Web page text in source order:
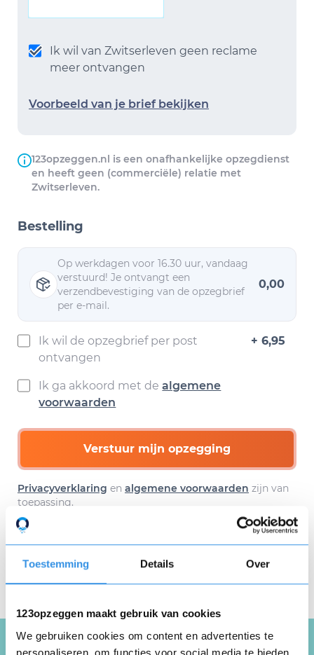
Toestemming Details Over
123opzeggen maakt gebruik van cookies
We gebruiken cookies om content en advertenties te
personaliseren, om functies voor social media te bieden
Ik wil van Zwitserleven geen reclame
meer ontvangen
Voorbeeld van je brief bekijken
123opzeggen.nl is een onafhankelijke opzegdienst
en heeft geen (commerciële) relatie met
Zwitserleven.
Bestelling
Op werkdagen voor 16.30 uur, vandaag
verstuurd! Je ontvangt een
verzendbevestiging van de opzegbrief
per e-mail.
0,00
Ik wil de opzegbrief per post
ontvangen
+ 6,95
Ik ga akkoord met dealgemene
voorwaarden
Verstuur mijn opzegging
Privacyverklaring en algemene voorwaarden zijn van
toepassing.
Download hier gratis je
opzegbrief